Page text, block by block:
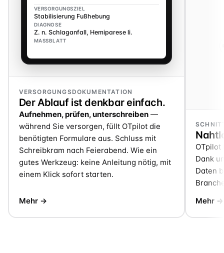
VERSORGUNGSZIEL
Stabilisierung Fußhebung
DIAGNOSE
Z. n. Schlaganfall, Hemiparese li.
MASSBLATT
VERSORGUNGSDOKUMENTATION
Der Ablauf ist denkbar einfach.
Aufnehmen, prüfen, unterschreiben—
während Sie versorgen, füllt OTpilot die
benötigten Formulare aus. Schluss mit
Schreibkram nach Feierabend. Wie ein
gutes Werkzeug: keine Anleitung nötig, mit
einem Klick sofort starten.
Mehr →
Dank
Daten
Mehr →